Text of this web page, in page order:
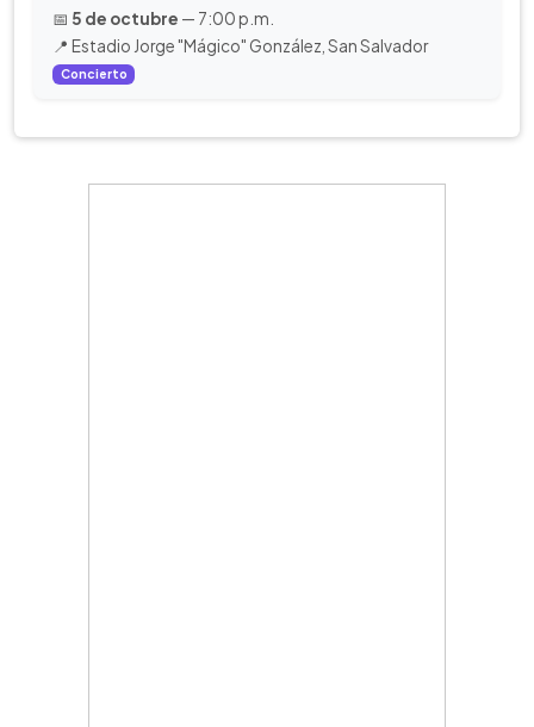
📅 5 de octubre — 7:00 p.m.
📍 Estadio Jorge "Mágico" González, San Salvador
Concierto